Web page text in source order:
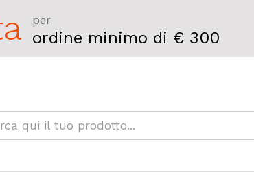
per
ordine minimo di € 300